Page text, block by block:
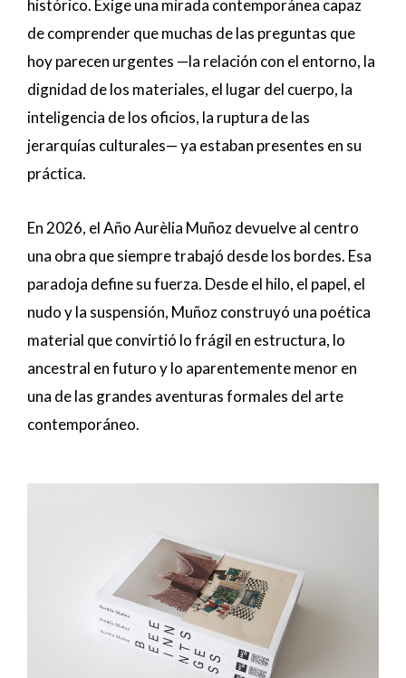
histórico. Exige una mirada contemporánea capaz
de comprender que muchas de las preguntas que
hoy parecen urgentes —la relación con el entorno, la
dignidad de los materiales, el lugar del cuerpo, la
inteligencia de los oficios, la ruptura de las
jerarquías culturales— ya estaban presentes en su
práctica.
En 2026, el Año Aurèlia Muñoz devuelve al centro
una obra que siempre trabajó desde los bordes. Esa
paradoja define su fuerza. Desde el hilo, el papel, el
nudo y la suspensión, Muñoz construyó una poética
material que convirtió lo frágil en estructura, lo
ancestral en futuro y lo aparentemente menor en
una de las grandes aventuras formales del arte
contemporáneo.